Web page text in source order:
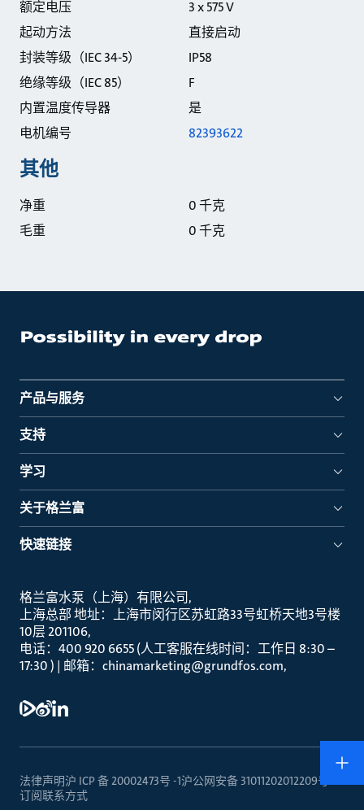
额定电压
3 x 575 V
起动方法
直接启动
封装等级（IEC 34-5）
IP58
绝缘等级（IEC 85）
F
内置温度传导器
是
电机编号
82393622
其他
净重
0 千克
毛重
0 千克
产品与服务
支持
学习
关于格兰富
快速链接
格兰富水泵（上海）有限公司
上海总部 地址：上海市闵行区苏虹路33号虹桥天地3号楼
10层 201106
电话：400 920 6655 (人工客服在线时间：工作日 8:30 –
17:30 ) | 邮箱：chinamarketing@grundfos.com
法律声明沪 ICP 备 20002473号 -1沪公网安备 31011202012209号
订阅联系方式